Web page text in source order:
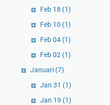
Feb 18 (1)
Feb 10 (1)
Feb 04 (1)
Feb 02 (1)
Januari (7)
Jan 31 (1)
Jan 19 (1)